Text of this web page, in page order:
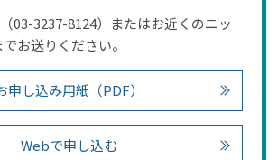
03-3237-8124）またはお近くのニッ
お送りください。
申し込み用紙（PDF）
Webで申し込む